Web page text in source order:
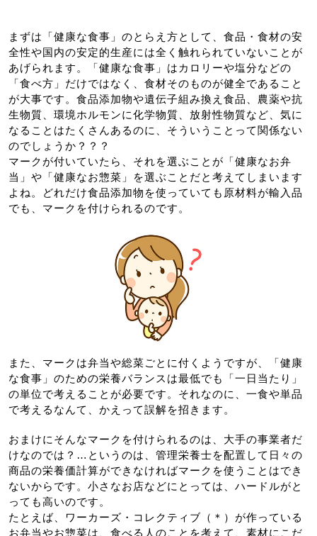
まずは「健康な食事」のとらえ方として、食品・食材の安
全性や国内の安定的生産には全く触れられていないことが
あげられます。「健康な食事」はカロリーや塩分などの
「食べ方」だけではなく、食材そのものが健全であること
が大事です。食品添加物や遺伝子組み換え食品、農薬や抗
生物質、環境ホルモンに化学物質、放射性物質など、気に
なることはたくさんあるのに、そういうことって関係ない
のでしょうか？？？
マークが付いていたら、それを選ぶことが「健康なお弁
当」や「健康なお惣菜」を選ぶことだと考えてしまいます
よね。どれだけ食品添加物を使っていても原材料が輸入品
でも、マークを付けられるのです。
また、マークは弁当や総菜ごとに付くようですが、「健康
な食事」のための栄養バランスは最低でも「一日当たり」
の単位で考えることが必要です。それなのに、一食や単品
で考えるなんて、かえって誤解を招きます。
おまけにそんなマークを付けられるのは、大手の事業者だ
けなのでは？…というのは、管理栄養士を配置して日々の
商品の栄養価計算ができなければマークを使うことはでき
ないからです。小さなお店などにとっては、ハードルがと
っても高いのです。
たとえば、ワーカーズ・コレクティブ（＊）が作っている
お弁当やお惣菜は、食べる人のことを考えて、素材にこだ